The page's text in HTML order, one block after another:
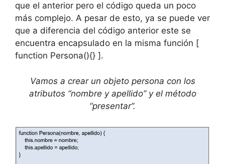
que el anterior pero el código queda un poco
más complejo. A pesar de esto, ya se puede ver
que a diferencia del código anterior este se
encuentra encapsulado en la misma función [
function Persona(){} ].
Vamos a crear un objeto persona con los
atributos “nombre y apellido” y el método
“presentar”.